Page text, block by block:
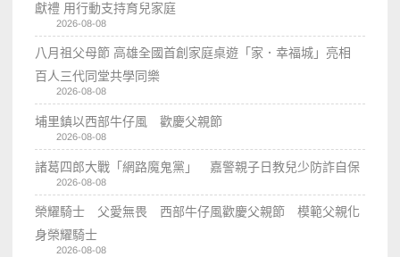
獻禮 用行動支持育兒家庭
2026-08-08
八月祖父母節 高雄全國首創家庭桌遊「家．幸福城」亮相
百人三代同堂共學同樂
2026-08-08
埔里鎮以西部牛仔風 歡慶父親節
2026-08-08
諸葛四郎大戰「網路魔鬼黨」 嘉警親子日教兒少防詐自保
2026-08-08
榮耀騎士 父愛無畏 西部牛仔風歡慶父親節 模範父親化
身榮耀騎士
2026-08-08